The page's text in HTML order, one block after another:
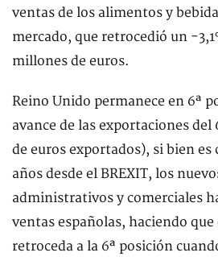
ventas de los alimentos y
mercado, que retrocedió un -
millones de euros.
Reino Unido permanece en 6ª
avance de las exportaciones
de euros exportados), si bien
años desde el BREXIT, los
administrativos y comerciales
ventas españolas, haciendo que
retroceda a la 6ª posición